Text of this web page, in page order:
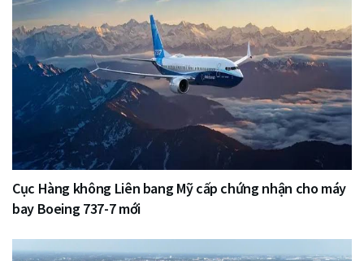
Cục Hàng không Liên bang Mỹ cấp chứng nhận cho máy
bay Boeing 737-7 mới